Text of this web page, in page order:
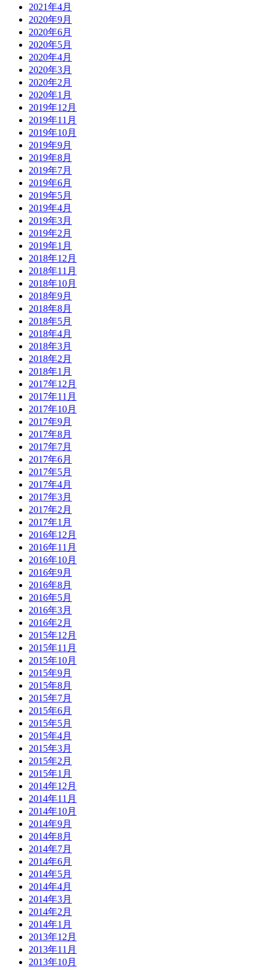
2021年4月
2020年9月
2020年6月
2020年5月
2020年4月
2020年3月
2020年2月
2020年1月
2019年12月
2019年11月
2019年10月
2019年9月
2019年8月
2019年7月
2019年6月
2019年5月
2019年4月
2019年3月
2019年2月
2019年1月
2018年12月
2018年11月
2018年10月
2018年9月
2018年8月
2018年5月
2018年4月
2018年3月
2018年2月
2018年1月
2017年12月
2017年11月
2017年10月
2017年9月
2017年8月
2017年7月
2017年6月
2017年5月
2017年4月
2017年3月
2017年2月
2017年1月
2016年12月
2016年11月
2016年10月
2016年9月
2016年8月
2016年5月
2016年3月
2016年2月
2015年12月
2015年11月
2015年10月
2015年9月
2015年8月
2015年7月
2015年6月
2015年5月
2015年4月
2015年3月
2015年2月
2015年1月
2014年12月
2014年11月
2014年10月
2014年9月
2014年8月
2014年7月
2014年6月
2014年5月
2014年4月
2014年3月
2014年2月
2014年1月
2013年12月
2013年11月
2013年10月